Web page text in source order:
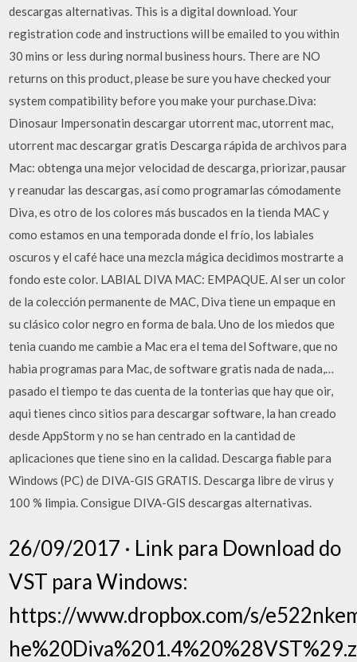
descargas alternativas. This is a digital download. Your
registration code and instructions will be emailed to you within
30 mins or less during normal business hours. There are NO
returns on this product, please be sure you have checked your
system compatibility before you make your purchase.Diva:
Dinosaur Impersonatin descargar utorrent mac, utorrent mac,
utorrent mac descargar gratis Descarga rápida de archivos para
Mac: obtenga una mejor velocidad de descarga, priorizar, pausar
y reanudar las descargas, así como programarlas cómodamente
Diva, es otro de los colores más buscados en la tienda MAC y
como estamos en una temporada donde el frío, los labiales
oscuros y el café hace una mezcla mágica decidimos mostrarte a
fondo este color. LABIAL DIVA MAC: EMPAQUE. Al ser un color
de la colección permanente de MAC, Diva tiene un empaque en
su clásico color negro en forma de bala. Uno de los miedos que
tenia cuando me cambie a Mac era el tema del Software, que no
habia programas para Mac, de software gratis nada de nada,…
pasado el tiempo te das cuenta de la tonterias que hay que oir,
aqui tienes cinco sitios para descargar software, la han creado
desde AppStorm y no se han centrado en la cantidad de
aplicaciones que tiene sino en la calidad. Descarga fiable para
Windows (PC) de DIVA-GIS GRATIS. Descarga libre de virus y
100 % limpia. Consigue DIVA-GIS descargas alternativas.
26/09/2017 · Link para Download do
VST para Windows:
https://www.dropbox.com/s/